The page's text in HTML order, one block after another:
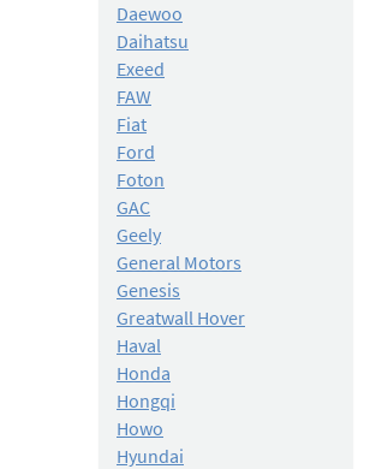
Daewoo
Daihatsu
Exeed
FAW
Fiat
Ford
Foton
GAC
Geely
General Motors
Genesis
Greatwall Hover
Haval
Honda
Hongqi
Howo
Hyundai